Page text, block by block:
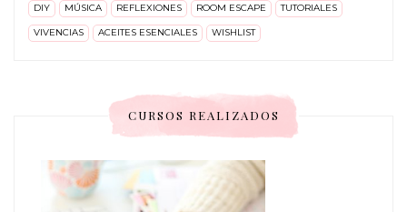
DIY MÚSICA REFLEXIONES ROOM ESCAPE TUTORIALES
VIVENCIAS ACEITES ESENCIALES WISHLIST
CURSOS REALIZADOS